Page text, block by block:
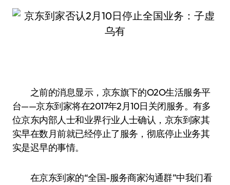
之前的消息显示，京东旗下的O2O生活服务平
台——京东到家将在2017年2月10日关闭服务。有多
位京东内部人士和业界行业人士确认，京东到家其
实早在数月前就已经停止了服务，彻底停止业务其
实是迟早的事情。
在京东到家的“全国-服务商家沟通群”中我们看